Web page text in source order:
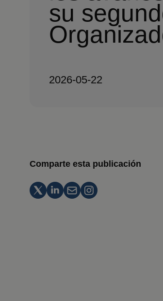
su
2026-05-22
Comparte esta publicación